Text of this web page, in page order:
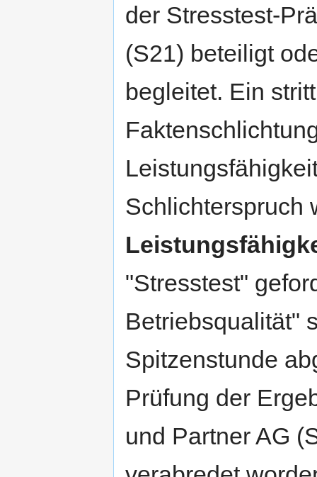
der Stresstest-
(S21) beteiligt
begleitet. Ein
Schlichterspruch
"Stresstest"
Betriebsqualität"
Spitzenstunde
Prüfung der
und Partner AG